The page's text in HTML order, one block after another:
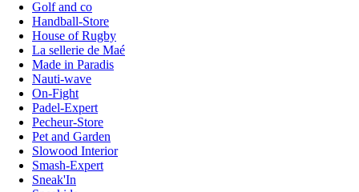
Golf and co
Handball-Store
House of Rugby
La sellerie de Maé
Made in Paradis
Nauti-wave
On-Fight
Padel-Expert
Pecheur-Store
Pet and Garden
Slowood Interior
Smash-Expert
Sneak'In